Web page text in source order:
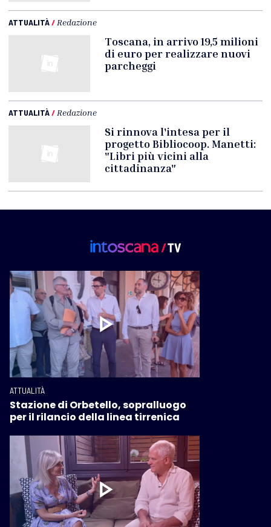
ATTUALITÀ/ Redazione
Toscana, in arrivo 19,5 milioni
di euro per realizzare nuovi
parcheggi
ATTUALITÀ/ Redazione
Si rinnova l'intesa per il
progetto Bibliocoop. Manetti:
"Libri più vicini alla
cittadinanza"
ATTUALITÀ
Stazione di Orbetello, sopralluogo
per il rilancio della linea tirrenica